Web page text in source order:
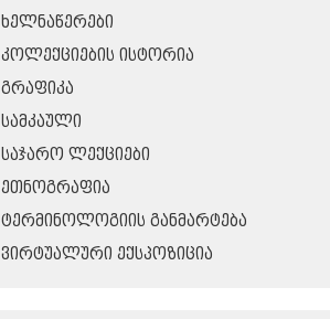
ᲮᲔᲚᲜᲐᲬᲔᲠᲔᲑᲘ
ᲙᲝᲚᲔᲥᲪᲘᲔᲑᲘᲡ ᲘᲡᲢᲝᲠᲘᲐ
ᲒᲠᲐᲤᲘᲙᲐ
ᲡᲐᲛᲙᲐᲣᲚᲘ
ᲡᲐᲯᲐᲠᲝ ᲚᲔᲥᲪᲘᲔᲑᲘ
ᲔᲗᲜᲝᲒᲠᲐᲤᲘᲐ
ᲢᲔᲠᲛᲘᲜᲝᲚᲝᲒᲘᲘᲡ ᲒᲐᲜᲛᲐᲠᲢᲔᲑᲐ
ᲕᲘᲠᲢᲣᲐᲚᲣᲠᲘ ᲔᲥᲡᲞᲝᲖᲘᲪᲘᲐ